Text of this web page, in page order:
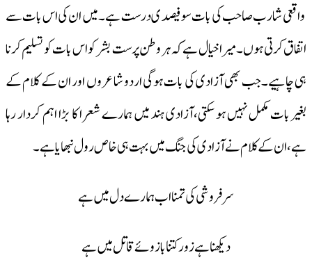
واقعی شارب صاحب کی بات سو فیصد ی درست ہے۔ میں ان کی اس بات سے
اتفاق کرتی ہوں۔ میرا خیال ہے کہ ہر وطن پرست بشر کو اس بات کو تسلیم کرنا
ہی چاہیے۔جب بھی آزادی کی بات ہوگی اردو شاعروں اور ان کے کلام کے
بغیر بات مکمل نہیں ہو سکتی،آزادی ہند میں ہمارے شعرا کا بڑا اہم کردار رہا
ہے،ان کے کلام نے آزادی کی جنگ میں بہت ہی خاص رول نبھایا ہے۔
سرفروشی کی تمنا اب ہمارے دل میں ہے
دیکھنا ہے زور کتنا بازوئے قاتل میں ہے